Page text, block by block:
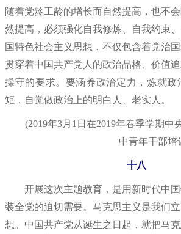
随着党龄工龄的增长而自然提高，也不
然提高，必须强化自我修炼、自我约束
国特色社会主义思想，不仅包含着党治
贯穿着中国共产党人的政治品格、价值
操守的要求。要涵养政治定力，炼就政
矩，自觉做政治上的明白人、老实人。
(2019年3月1日在2019年春季学期中
中青年干部培
十八
开展这次主题教育，是用新时代中国
装全党的迫切需要。马克思主义是我们
想。中国共产党从诞生之日起，就把马